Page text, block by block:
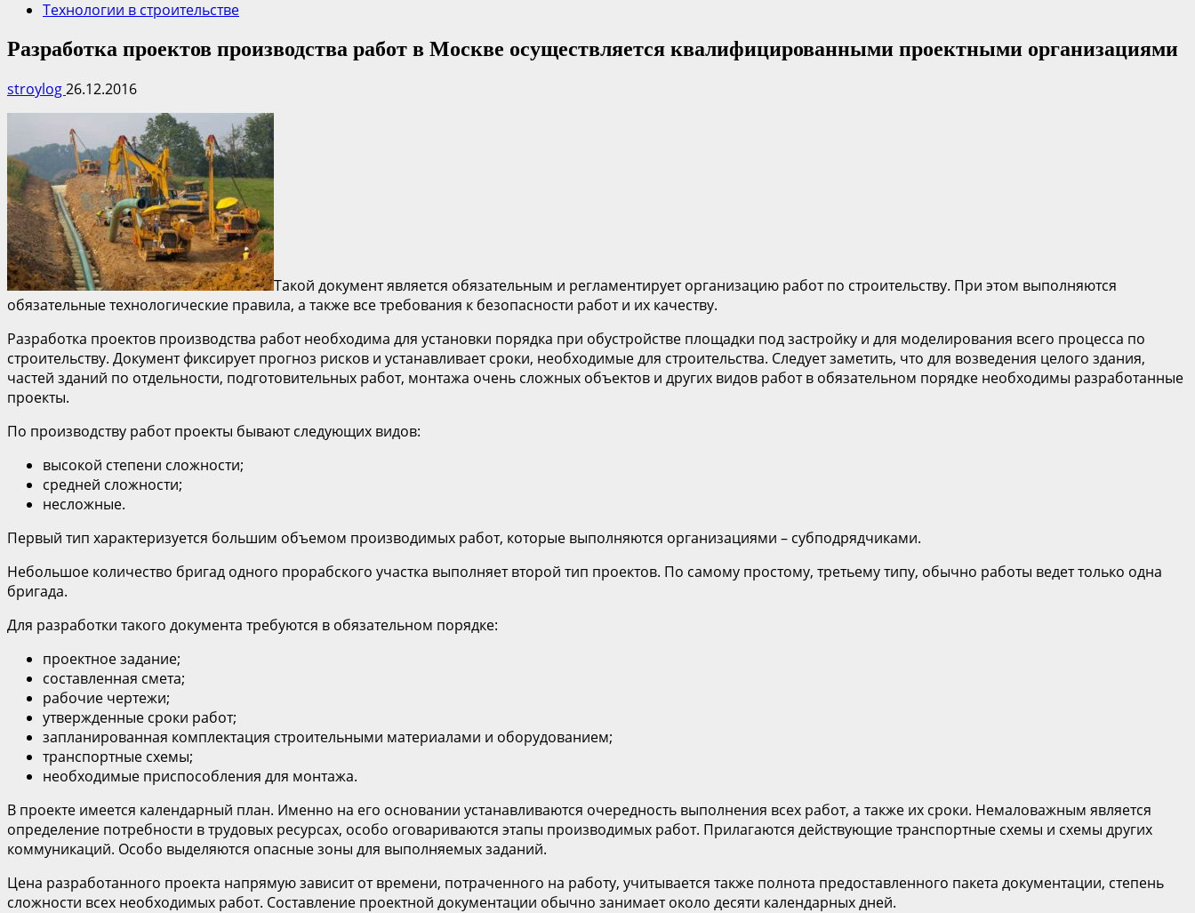
Технологии в строительстве
Разработка проектов производства работ в Москве осуществляется квалифицированными проектными организациями
stroylog26.12.2016
Такой документ является обязательным и регламентирует организацию работ по строительству. При этом выполняются
обязательные технологические правила, а также все требования к безопасности работ и их качеству.
Разработка проектов производства работ необходима для установки порядка при обустройстве площадки под застройку и для моделирования всего процесса по
строительству. Документ фиксирует прогноз рисков и устанавливает сроки, необходимые для строительства. Следует заметить, что для возведения целого здания,
частей зданий по отдельности, подготовительных работ, монтажа очень сложных объектов и других видов работ в обязательном порядке необходимы разработанные
проекты.
По производству работ проекты бывают следующих видов:
высокой степени сложности;
средней сложности;
несложные.
Первый тип характеризуется большим объемом производимых работ, которые выполняются организациями – субподрядчиками.
Небольшое количество бригад одного прорабского участка выполняет второй тип проектов. По самому простому, третьему типу, обычно работы ведет только одна
бригада.
Для разработки такого документа требуются в обязательном порядке:
проектное задание;
составленная смета;
рабочие чертежи;
утвержденные сроки работ;
запланированная комплектация строительными материалами и оборудованием;
транспортные схемы;
необходимые приспособления для монтажа.
В проекте имеется календарный план. Именно на его основании устанавливаются очередность выполнения всех работ, а также их сроки. Немаловажным является
определение потребности в трудовых ресурсах, особо оговариваются этапы производимых работ. Прилагаются действующие транспортные схемы и схемы других
коммуникаций. Особо выделяются опасные зоны для выполняемых заданий.
Цена разработанного проекта напрямую зависит от времени, потраченного на работу, учитывается также полнота предоставленного пакета документации, степень
сложности всех необходимых работ. Составление проектной документации обычно занимает около десяти календарных дней.